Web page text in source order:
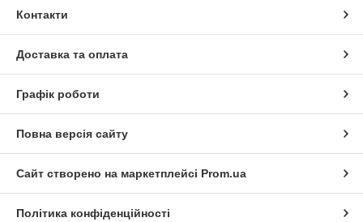
Контакти
Доставка та оплата
Графік роботи
Повна версія сайту
Сайт створено на маркетплейсі Prom.ua
Політика конфіденційності